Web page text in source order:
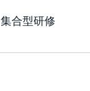
集合型研修